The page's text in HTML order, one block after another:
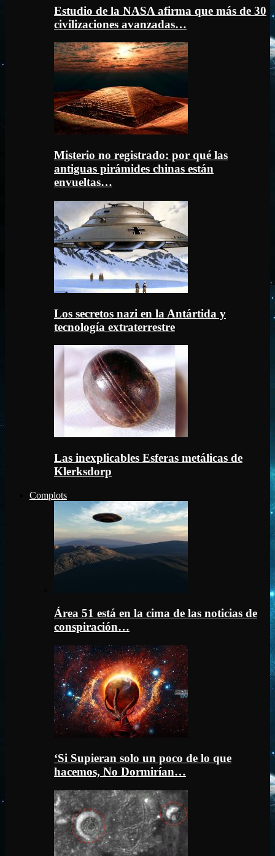
Estudio de la NASA afirma que más de 30
civilizaciones avanzadas…
Misterio no registrado: por qué las
antiguas pirámides chinas están
envueltas…
Los secretos nazi en la Antártida y
tecnología extraterrestre
Las inexplicables Esferas metálicas de
Klerksdorp
Complots
Área 51 está en la cima de las noticias de
conspiración…
‘Si Supieran solo un poco de lo que
hacemos, No Dormirían…